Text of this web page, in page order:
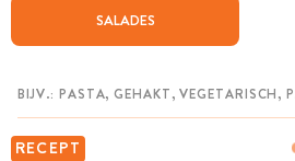
SALADES
RECEPT
CHAT MET MAIA
MIJN BEWAARDE RECEPTEN